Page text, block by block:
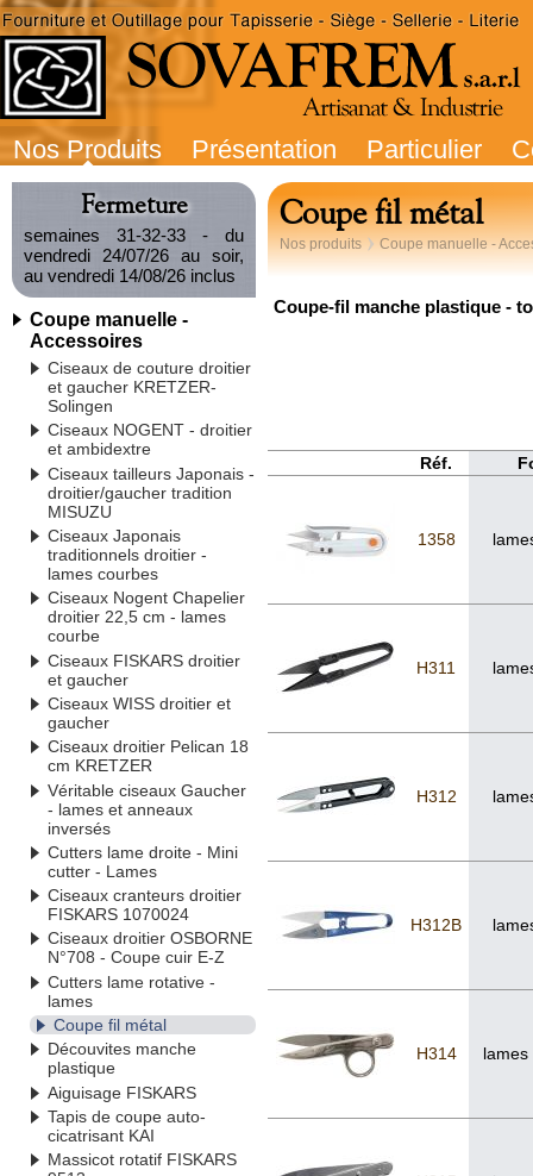
Nos Produits Présentation Particulier
Fermeture
semaines 31-32-33 - du
vendredi 24/07/26 au soir,
au vendredi 14/08/26 inclus
Coupe manuelle -
Accessoires
Ciseaux de couture droitier
et gaucher KRETZER-
Solingen
Ciseaux NOGENT - droitier
et ambidextre
Ciseaux tailleurs Japonais -
droitier/gaucher tradition
MISUZU
Ciseaux Japonais
traditionnels droitier -
lames courbes
Ciseaux Nogent Chapelier
droitier 22,5 cm - lames
courbe
Ciseaux FISKARS droitier
et gaucher
Ciseaux WISS droitier et
gaucher
Ciseaux droitier Pelican 18
cm KRETZER
Véritable ciseaux Gaucher
- lames et anneaux
inversés
Cutters lame droite - Mini
cutter - Lames
Ciseaux cranteurs droitier
FISKARS 1070024
Ciseaux droitier OSBORNE
N°708 - Coupe cuir E-Z
Cutters lame rotative -
lames
Coupe fil métal
Découvites manche
plastique
Aiguisage FISKARS
Tapis de coupe auto-
cicatrisant KAI
Massicot rotatif FISKARS
Coupe fil métal
Nos produits Coupe manuelle -
Coupe-fil manche plastique -
Réf.
1358
H311
H312
H312B
H314 lames